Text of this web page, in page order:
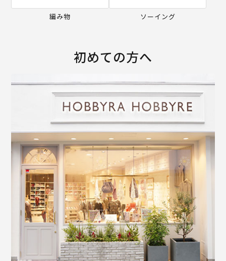
編み物 ソーイング
初めての方へ